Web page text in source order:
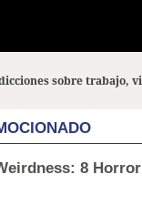
sobre trabajo,
8